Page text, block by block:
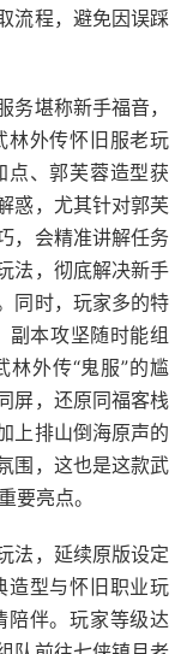
流程，避免因误踩
堪称新手福音，
林外传怀旧服老玩
点、郭芙蓉造型获
惑，尤其针对郭芙
，会精准讲解任务
法，彻底解决新手
同时，玩家多的特
副本攻坚随时能组
外传“鬼服”的尴
屏，还原同福客栈
上排山倒海原声的
围，这也是这款武
要亮点。
法，延续原版设定
造型与怀旧职业玩
陪伴。玩家等级达